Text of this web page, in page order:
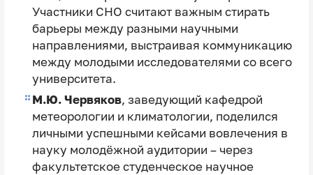
Участники СНО считают важным стирать
барьеры между разными научными
направлениями, выстраивая коммуникацию
между молодыми исследователями со всего
университета.
М.Ю. Червяков, заведующий кафедрой
метеорологии и климатологии, поделился
личными успешными кейсами вовлечения в
науку молодёжной аудитории – через
факультетское студенческое научное